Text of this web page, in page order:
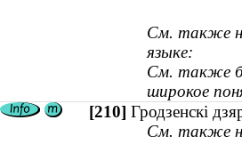
См. также
языке:
См. также
широкое
[210] Гродзенскі
См. также